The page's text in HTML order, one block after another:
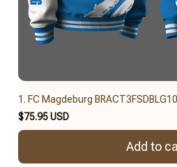
1. FC Magdeburg
$75.95 USD
Add to